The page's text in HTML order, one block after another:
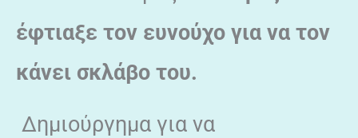
έφτιαξε τον ευνούχο για να τον
κάνει σκλάβο του.
Δημιούργημα για να